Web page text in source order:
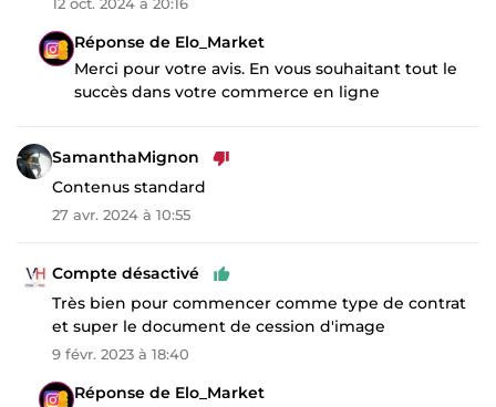
Réponse de Elo_Market
Merci pour votre avis. En vous souhaitant tout le
succès dans votre commerce en ligne
SamanthaMignon
Contenus standard
27 avr. 2024 à 10:55
Compte désactivé
Très bien pour commencer comme type de contrat
et super le document de cession d'image
9 févr. 2023 à 18:40
Réponse de Elo_Market